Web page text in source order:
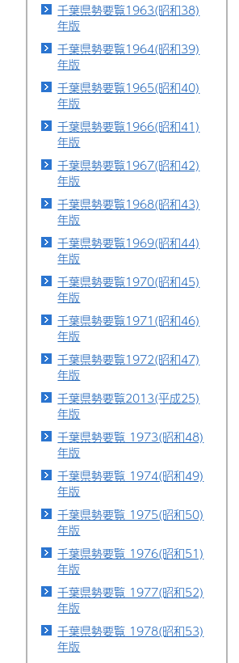
千葉県勢要覧1963(昭和38)
年版
千葉県勢要覧1964(昭和39)
年版
千葉県勢要覧1965(昭和40)
年版
千葉県勢要覧1966(昭和41)
年版
千葉県勢要覧1967(昭和42)
年版
千葉県勢要覧1968(昭和43)
年版
千葉県勢要覧1969(昭和44)
年版
千葉県勢要覧1970(昭和45)
年版
千葉県勢要覧1971(昭和46)
年版
千葉県勢要覧1972(昭和47)
年版
千葉県勢要覧2013(平成25)
年版
千葉県勢要覧 1973(昭和48)
年版
千葉県勢要覧 1974(昭和49)
年版
千葉県勢要覧 1975(昭和50)
年版
千葉県勢要覧 1976(昭和51)
年版
千葉県勢要覧 1977(昭和52)
年版
千葉県勢要覧 1978(昭和53)
年版